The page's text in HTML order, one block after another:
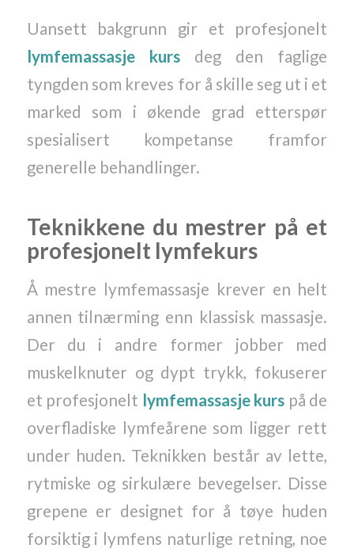
Uansett bakgrunn gir et profesjonelt
lymfemassasje kursdeg den faglige
tyngden som kreves for å skille seg ut i et
marked som i økende grad etterspør
spesialisert kompetanse framfor
generelle behandlinger.
Teknikkene du mestrer på et
profesjonelt lymfekurs
Å mestre lymfemassasje krever en helt
annen tilnærming enn klassisk massasje.
Der du i andre former jobber med
muskelknuter og dypt trykk, fokuserer
et profesjonelt lymfemassasje kurs på de
overfladiske lymfeårene som ligger rett
under huden. Teknikken består av lette,
rytmiske og sirkulære bevegelser. Disse
grepene er designet for å tøye huden
forsiktig i lymfens naturlige retning, noe